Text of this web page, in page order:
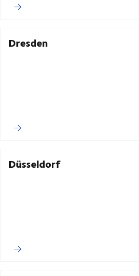
Dresden
Düsseldorf